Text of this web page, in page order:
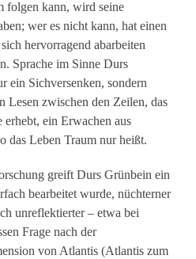
folgen kann, wird seine
wer es nicht kann, hat einen
hervorragend abarbeiten
Sprache im Sinne Durs
ein Sichversenken, sondern
Lesen zwischen den Zeilen, das
erhebt, ein Erwachen aus
das Leben Traum nur heißt.
greift Durs Grünbein ein
bearbeitet wurde, nüchterner
unreflektierter – etwa bei
Frage nach der
von Atlantis (Atlantis zum